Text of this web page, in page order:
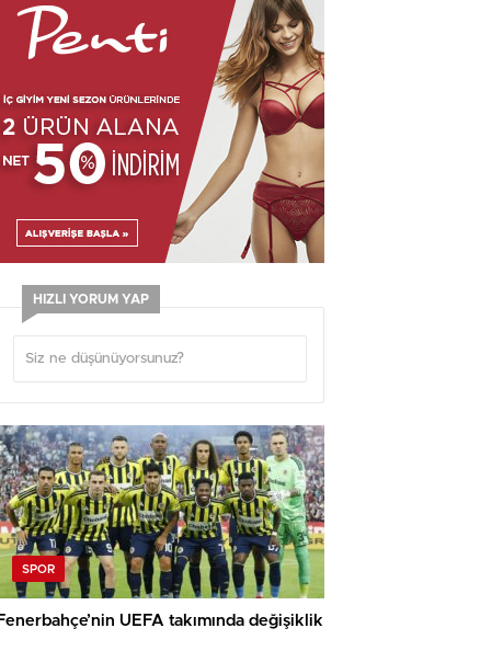
HIZLI YORUM YAP
SPOR
Fenerbahçe’nin UEFA takımında değişiklik